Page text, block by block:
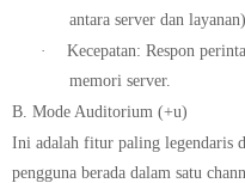
antara server dan
·
Kecepatan: Respon
memori server.
B. Mode Auditorium (+u)
Ini adalah fitur paling legendaris
pengguna berada dalam satu